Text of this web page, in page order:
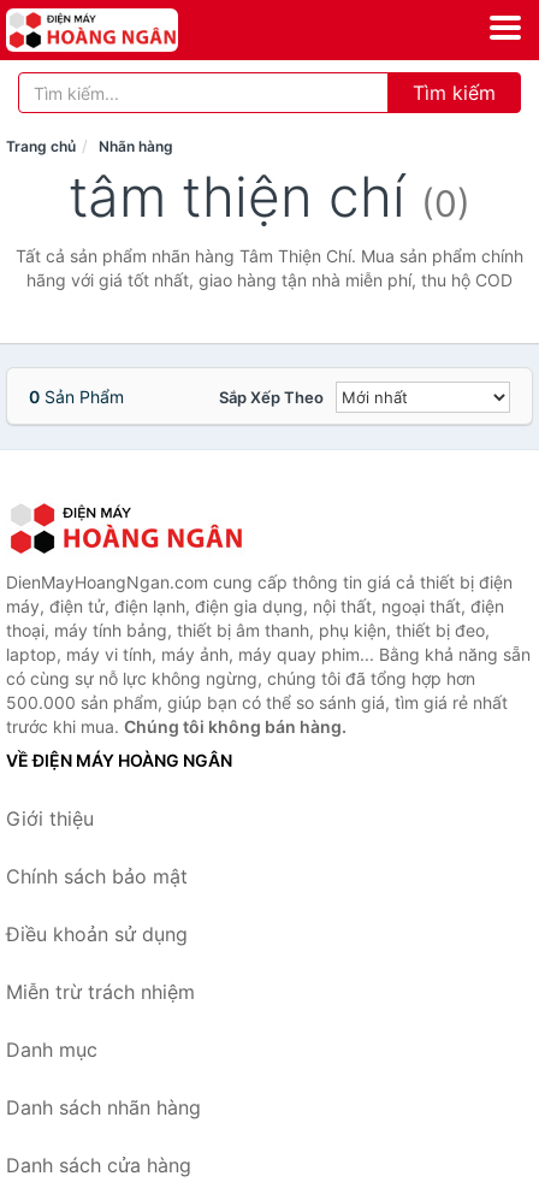
Tìm kiếm
Trang chủ Nhãn hàng
tâm thiện chí (0)
Tất cả sản phẩm nhãn hàng Tâm Thiện Chí. Mua sản phẩm chính
hãng với giá tốt nhất, giao hàng tận nhà miễn phí, thu hộ COD
0 Sản Phẩm Sắp Xếp Theo
DienMayHoangNgan.com cung cấp thông tin giá cả thiết bị điện
máy, điện tử, điện lạnh, điện gia dụng, nội thất, ngoại thất, điện
thoại, máy tính bảng, thiết bị âm thanh, phụ kiện, thiết bị đeo,
laptop, máy vi tính, máy ảnh, máy quay phim... Bằng khả năng sẵn
có cùng sự nỗ lực không ngừng, chúng tôi đã tổng hợp hơn
500.000 sản phẩm, giúp bạn có thể so sánh giá, tìm giá rẻ nhất
trước khi mua. Chúng tôi không bán hàng.
VỀ ĐIỆN MÁY HOÀNG NGÂN
Giới thiệu
Chính sách bảo mật
Điều khoản sử dụng
Miễn trừ trách nhiệm
Danh mục
Danh sách nhãn hàng
Danh sách cửa hàng